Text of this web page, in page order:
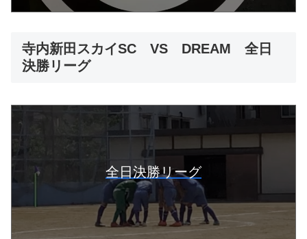
寺内新田スカイSC VS DREAM 全日
決勝リーグ
全日決勝リーグ